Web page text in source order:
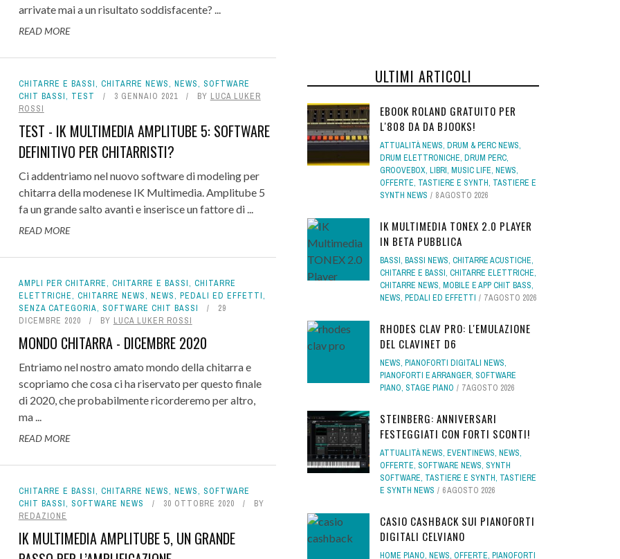
arrivate mai a un risultato soddisfacente? ...
READ MORE
CHITARRE E BASSI, CHITARRE NEWS, NEWS, SOFTWARE
CHIT BASSI, TEST 3 GENNAIO 2021 BY LUCA LUKER
ROSSI
TEST - IK MULTIMEDIA AMPLITUBE 5: SOFTWARE
DEFINITIVO PER CHITARRISTI?
Ci addentriamo nel nuovo software di modeling per
chitarra della modenese IK Multimedia. Amplitube 5
fa un grande salto avanti e inserisce un fattore di ...
READ MORE
AMPLI PER CHITARRE, CHITARRE E BASSI, CHITARRE
ELETTRICHE, CHITARRE NEWS, NEWS, PEDALI ED EFFETTI,
SENZA CATEGORIA, SOFTWARE CHIT BASSI
29
DICEMBRE 2020
BY LUCA LUKER ROSSI
MONDO CHITARRA - DICEMBRE 2020
Entriamo nel nostro amato mondo della chitarra e
scopriamo che cosa ci ha riservato per questo finale
di 2020, che probabilmente ricorderemo per altro,
ma ...
READ MORE
CHITARRE E BASSI, CHITARRE NEWS, NEWS, SOFTWARE
CHIT BASSI, SOFTWARE NEWS 30 OTTOBRE 2020
BY
REDAZIONE
IK MULTIMEDIA AMPLITUBE 5, UN GRANDE
ULTIMI ARTICOLI
EBOOK ROLAND GRATUITO PER
L'808 DA DA BJOOKS!
ATTUALITÀ NEWS, DRUM & PERC NEWS,
DRUM ELETTRONICHE, DRUM PERC,
GROOVEBOX, LIBRI, MUSIC LIFE, NEWS,
OFFERTE, TASTIERE E SYNTH, TASTIERE E
SYNTH NEWS
8 AGOSTO 2026
IK MULTIMEDIA TONEX 2.0 PLAYER
IN BETA PUBBLICA
BASSI, BASSI NEWS, CHITARRE ACUSTICHE,
CHITARRE E BASSI, CHITARRE ELETTRICHE,
CHITARRE NEWS, MOBILE E APP CHIT BASS,
NEWS, PEDALI ED EFFETTI 7 AGOSTO 2026
RHODES CLAV PRO: L'EMULAZIONE
DEL CLAVINET D6
NEWS, PIANOFORTI DIGITALI NEWS,
PIANOFORTI E ARRANGER, SOFTWARE
PIANO, STAGE PIANO 7 AGOSTO 2026
STEINBERG: ANNIVERSARI
FESTEGGIATI CON FORTI SCONTI!
ATTUALITÀ NEWS, EVENTINEWS, NEWS,
OFFERTE, SOFTWARE NEWS, SYNTH
SOFTWARE, TASTIERE E SYNTH, TASTIERE
E SYNTH NEWS
6 AGOSTO 2026
CASIO CASHBACK SUI PIANOFORTI
DIGITALI CELVIANO
HOME PIANO, NEWS, OFFERTE, PIANOFORTI